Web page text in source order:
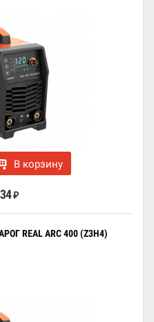
В корзину
₽
REAL ARC 400 (Z3H4)